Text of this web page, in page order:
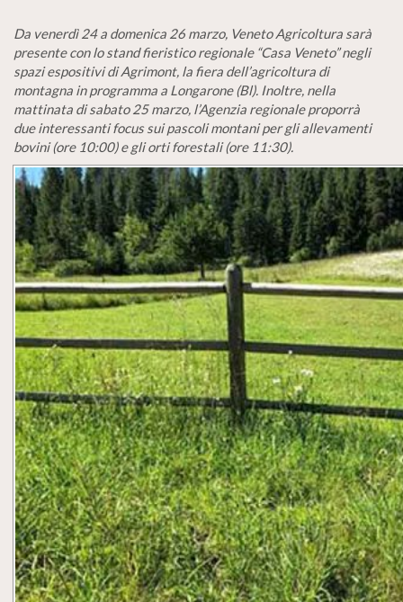
Da venerdì 24 a domenica 26 marzo, Veneto Agricoltura sarà
presente con lo stand fieristico regionale “Casa Veneto” negli
spazi espositivi di Agrimont, la fiera dell’agricoltura di
montagna in programma a Longarone (Bl). Inoltre, nella
mattinata di sabato 25 marzo, l’Agenzia regionale proporrà
due interessanti focus sui pascoli montani per gli allevamenti
bovini (ore 10:00) e gli orti forestali (ore 11:30).